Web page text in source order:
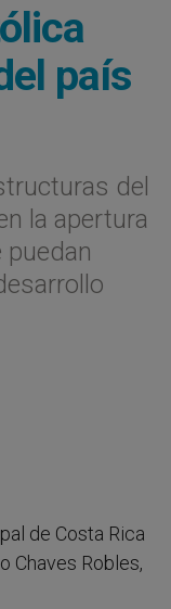
país
del
la apertura
de Costa Rica
Chaves Robles,